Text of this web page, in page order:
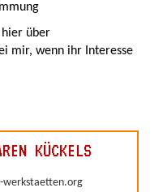
über
mir, wenn ihr Interesse